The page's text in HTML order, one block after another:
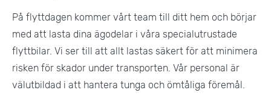
På flyttdagen kommer vårt team till ditt hem och börjar
med att lasta dina ägodelar i våra specialutrustade
flyttbilar. Vi ser till att allt lastas säkert för att minimera
risken för skador under transporten. Vår personal är
välutbildad i att hantera tunga och ömtåliga föremål.